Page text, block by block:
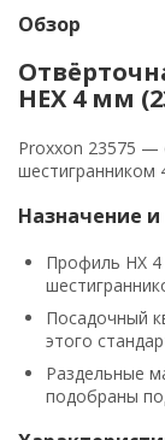
Обзор
HEX 4 мм
Proxxon 23575 —
шестигранником
Назначение
Профиль HX
Посадочный
этого
Раздельные
подобраны